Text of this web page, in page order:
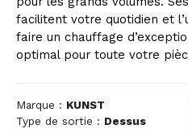
facilitent votre quotidien et
faire un chauffage
optimal pour toute votre
Marque : KUNST
Type de sortie : Dessus